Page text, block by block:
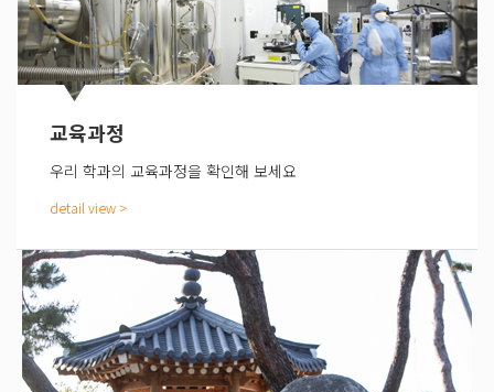
교육과정
우리 학과의 교육과정을 확인해 보세요